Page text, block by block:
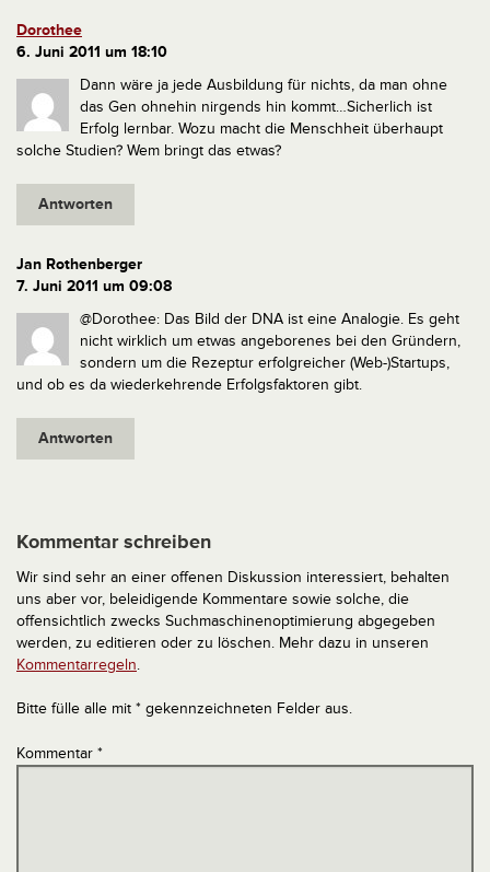
Dorothee
6. Juni 2011 um 18:10
Dann wäre ja jede Ausbildung für nichts, da man ohne
das Gen ohnehin nirgends hin kommt…Sicherlich ist
Erfolg lernbar. Wozu macht die Menschheit überhaupt
solche Studien? Wem bringt das etwas?
Antworten
Jan Rothenberger
7. Juni 2011 um 09:08
@Dorothee: Das Bild der DNA ist eine Analogie. Es geht
nicht wirklich um etwas angeborenes bei den Gründern,
sondern um die Rezeptur erfolgreicher (Web-)Startups,
und ob es da wiederkehrende Erfolgsfaktoren gibt.
Antworten
Kommentar schreiben
Wir sind sehr an einer offenen Diskussion interessiert, behalten
uns aber vor, beleidigende Kommentare sowie solche, die
offensichtlich zwecks Suchmaschinenoptimierung abgegeben
werden, zu editieren oder zu löschen. Mehr dazu in unseren
Kommentarregeln.
Bitte fülle alle mit * gekennzeichneten Felder aus.
Kommentar *